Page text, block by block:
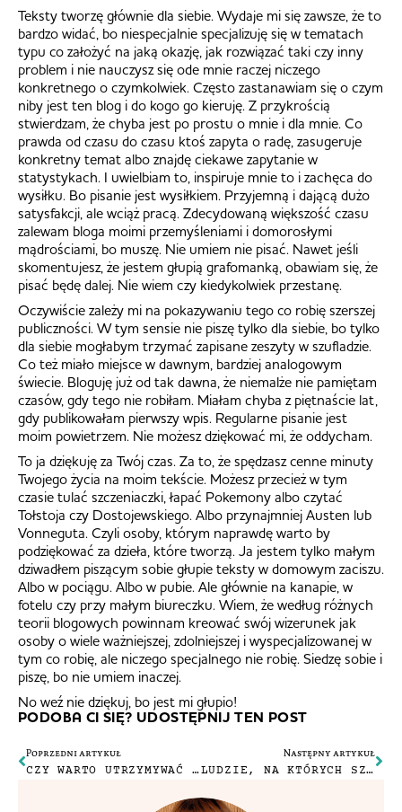
Teksty tworzę głównie dla siebie. Wydaje mi się zawsze, że to
bardzo widać, bo niespecjalnie specjalizuję się w tematach
typu co założyć na jaką okazję, jak rozwiązać taki czy inny
problem i nie nauczysz się ode mnie raczej niczego
konkretnego o czymkolwiek. Często zastanawiam się o czym
niby jest ten blog i do kogo go kieruję. Z przykrością
stwierdzam, że chyba jest po prostu o mnie i dla mnie. Co
prawda od czasu do czasu ktoś zapyta o radę, zasugeruje
konkretny temat albo znajdę ciekawe zapytanie w
statystykach. I uwielbiam to, inspiruje mnie to i zachęca do
wysiłku. Bo pisanie jest wysiłkiem. Przyjemną i dającą dużo
satysfakcji, ale wciąż pracą. Zdecydowaną większość czasu
zalewam bloga moimi przemyśleniami i domorosłymi
mądrościami, bo muszę. Nie umiem nie pisać. Nawet jeśli
skomentujesz, że jestem głupią grafomanką, obawiam się, że
pisać będę dalej. Nie wiem czy kiedykolwiek przestanę.
Oczywiście zależy mi na pokazywaniu tego co robię szerszej
publiczności. W tym sensie nie piszę tylko dla siebie, bo tylko
dla siebie mogłabym trzymać zapisane zeszyty w szufladzie.
Co też miało miejsce w dawnym, bardziej analogowym
świecie. Bloguję już od tak dawna, że niemalże nie pamiętam
czasów, gdy tego nie robiłam. Miałam chyba z piętnaście lat,
gdy publikowałam pierwszy wpis. Regularne pisanie jest
moim powietrzem. Nie możesz dziękować mi, że oddycham.
To ja dziękuję za Twój czas. Za to, że spędzasz cenne minuty
Twojego życia na moim tekście. Możesz przecież w tym
czasie tulać szczeniaczki, łapać Pokemony albo czytać
Tołstoja czy Dostojewskiego. Albo przynajmniej Austen lub
Vonneguta. Czyli osoby, którym naprawdę warto by
podziękować za dzieła, które tworzą. Ja jestem tylko małym
dziwadłem piszącym sobie głupie teksty w domowym zaciszu.
Albo w pociągu. Albo w pubie. Ale głównie na kanapie, w
fotelu czy przy małym biureczku. Wiem, że według różnych
teorii blogowych powinnam kreować swój wizerunek jak
osoby o wiele ważniejszej, zdolniejszej i wyspecjalizowanej w
tym co robię, ale niczego specjalnego nie robię. Siedzę sobie i
piszę, bo nie umiem inaczej.
No weź nie dziękuj, bo jest mi głupio!
PODOBA CI SIĘ? UDOSTĘPNIJ TEN POST
Poprzedni artykuł
CZY WARTO UTRZYMYWAĆ ZWIĄZEK NA ODLEGŁOŚĆ?
Następny artykuł
LUDZIE, NA KTÓRYCH SZKODA MI CZASU